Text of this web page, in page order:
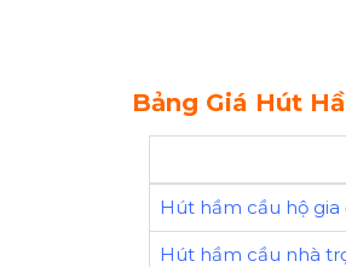
Bảng Giá Hút
Hút hầm cầu hộ gia
Hút hầm cầu nhà